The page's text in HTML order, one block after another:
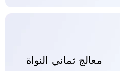
معالج ثماني النواة